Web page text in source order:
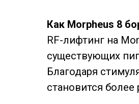
Как Morpheus 8
RF-лифтинг на
существующих
Благодаря
становится